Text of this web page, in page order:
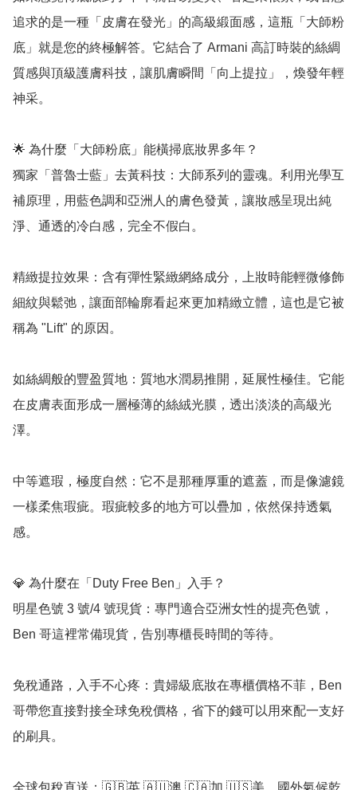
追求的是一種「皮膚在發光」的高級緞面感，這瓶「大師粉
底」就是您的終極解答。它結合了 Armani 高訂時裝的絲綢
質感與頂級護膚科技，讓肌膚瞬間「向上提拉」，煥發年輕
神采。
🌟 為什麼「大師粉底」能橫掃底妝界多年？
獨家「普魯士藍」去黃科技：大師系列的靈魂。利用光學互
補原理，用藍色調和亞洲人的膚色發黃，讓妝感呈現出純
淨、通透的冷白感，完全不假白。
精緻提拉效果：含有彈性緊緻網絡成分，上妝時能輕微修飾
細紋與鬆弛，讓面部輪廓看起來更加精緻立體，這也是它被
稱為 "Lift" 的原因。
如絲綢般的豐盈質地：質地水潤易推開，延展性極佳。它能
在皮膚表面形成一層極薄的絲絨光膜，透出淡淡的高級光
澤。
中等遮瑕，極度自然：它不是那種厚重的遮蓋，而是像濾鏡
一樣柔焦瑕疵。瑕疵較多的地方可以疊加，依然保持透氣
感。
💎 為什麼在「Duty Free Ben」入手？
明星色號 3 號/4 號現貨：專門適合亞洲女性的提亮色號，
Ben 哥這裡常備現貨，告別專櫃長時間的等待。
免稅通路，入手不心疼：貴婦級底妝在專櫃價格不菲，Ben
哥帶您直接對接全球免稅價格，省下的錢可以用來配一支好
的刷具。